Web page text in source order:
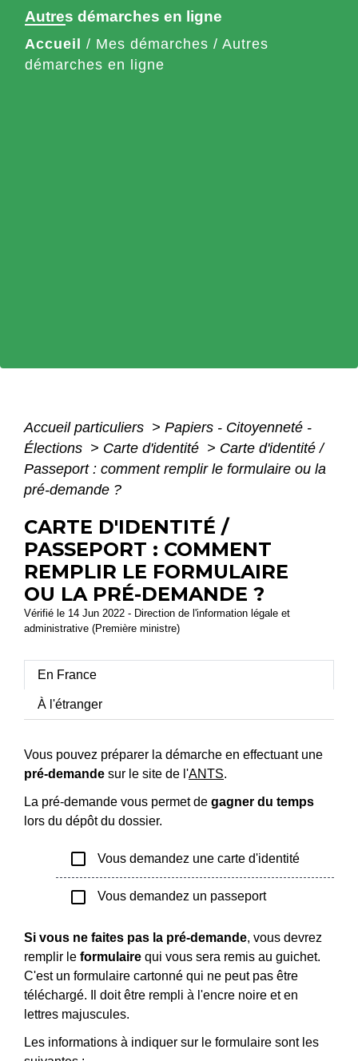
Autres démarches en ligne
Accueil / Mes démarches / Autres
démarches en ligne
Accueil particuliers > Papiers - Citoyenneté -
Élections > Carte d'identité > Carte d'identité /
Passeport : comment remplir le formulaire ou la
pré-demande ?
CARTE D'IDENTITÉ /
PASSEPORT : COMMENT
REMPLIR LE FORMULAIRE
OU LA PRÉ-DEMANDE ?
Vérifié le 14 Jun 2022 - Direction de l'information légale et
administrative (Première ministre)
En France
À l'étranger
Vous pouvez préparer la démarche en effectuant une
pré-demande sur le site de l'ANTS.
La pré-demande vous permet de gagner du temps
lors du dépôt du dossier.
check_box_outline_blank Vous demandez une carte d'identité
check_box_outline_blank Vous demandez un passeport
Si vous ne faites pas la pré-demande, vous devrez
remplir le formulaire qui vous sera remis au guichet.
C'est un formulaire cartonné qui ne peut pas être
téléchargé. Il doit être rempli à l'encre noire et en
lettres majuscules.
Les informations à indiquer sur le formulaire sont les